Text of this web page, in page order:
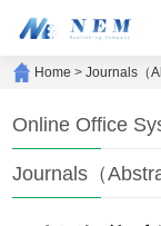
Home >Journals（
Online Office
Journals（